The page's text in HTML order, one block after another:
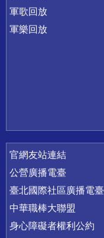
軍歌回放
軍樂回放
官網友站連結
公營廣播電臺
臺北國際社區廣播電臺
中華職棒大聯盟
身心障礙者權利公約